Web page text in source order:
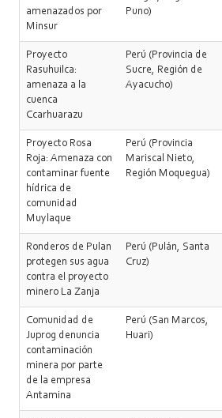
amenazados por
Minsur
Puno)
Proyecto
Rasuhuilca:
amenaza a la
cuenca
Ccarhuarazu
Perú (Provincia de
Sucre, Región de
Ayacucho)
Proyecto Rosa
Roja: Amenaza con
contaminar fuente
hídrica de
comunidad
Muylaque
Perú (Provincia
Mariscal Nieto,
Región Moquegua)
Ronderos de Pulan
protegen sus agua
contra el proyecto
minero La Zanja
Perú (Pulán, Santa
Cruz)
Comunidad de
Juprog denuncia
contaminación
minera por parte
de la empresa
Antamina
Perú (San Marcos,
Huari)